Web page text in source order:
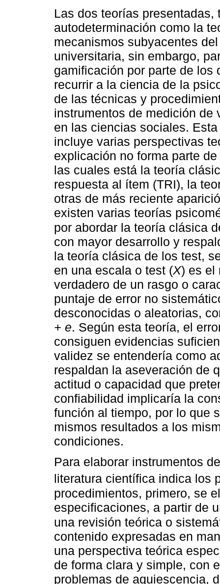
Las dos teorías presentadas,
autodeterminación como la
mecanismos subyacentes
universitaria, sin embargo,
gamificación por parte de los
recurrir a la ciencia de la
de las técnicas y
instrumentos de medición
en las ciencias sociales.
incluye varias perspectivas
explicación no forma parte
las cuales está la teoría
respuesta al ítem (TRI), la
otras de más reciente
existen varias teorías
por abordar la teoría clásica
con mayor desarrollo y
la teoría clásica de los test,
en una escala o test (X) es el
verdadero de un rasgo o
puntaje de error no
desconocidas o aleatorias,
+ e. Según esta teoría, el
consiguen evidencias
validez se entendería como
respaldan la aseveración de
actitud o capacidad que
confiabilidad implicaría la
función al tiempo, por lo que
mismos resultados a los
condiciones.
Para elaborar instrumentos
literatura científica indica los
procedimientos, primero, se
especificaciones, a partir de
una revisión teórica o
contenido expresadas en
una perspectiva teórica
de forma clara y simple, con
problemas de aquiescencia,